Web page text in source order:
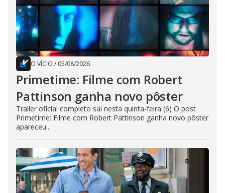
O VÍCIO / 05/08/2026
Primetime: Filme com Robert
Pattinson ganha novo pôster
Trailer oficial completo sai nesta quinta-feira (6) O post
Primetime: Filme com Robert Pattinson ganha novo pôster
apareceu...